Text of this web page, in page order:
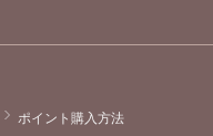
ポイント購入方法